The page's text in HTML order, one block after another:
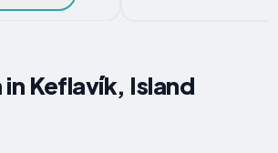
Keflavík, Island